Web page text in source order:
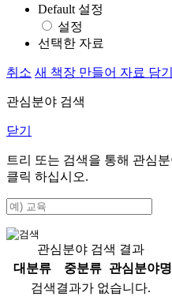
Default 설정
설정
선택한 자료
취소 새 책장 만들어 자료 담기
관심분야 검색
닫기
트리 또는 검색을 통해 관심
클릭 하십시오.
관심분야 검색 결과
대분류
중분류
관심분야명
검색결과가 없습니다.